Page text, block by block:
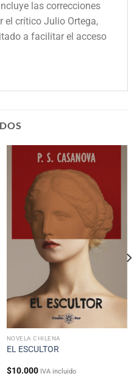
las correcciones
el crítico Julio Ortega,
a facilitar el acceso
NOVELA CHILENA
EL ESCULTOR
$10.000 IVA incluido